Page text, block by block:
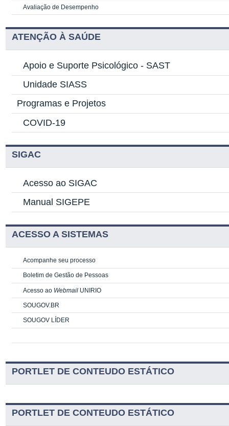
Avaliação de Desempenho
ATENÇÃO À SAÚDE
Apoio e Suporte Psicológico - SAST
Unidade SIASS
Programas e Projetos
COVID-19
SIGAC
Acesso ao SIGAC
Manual SIGEPE
ACESSO A SISTEMAS
Acompanhe seu processo
Boletim de Gestão de Pessoas
Acesso ao Webmail UNIRIO
SOUGOV.BR
SOUGOV LÍDER
PORTLET DE CONTEUDO ESTÁTICO
PORTLET DE CONTEUDO ESTÁTICO